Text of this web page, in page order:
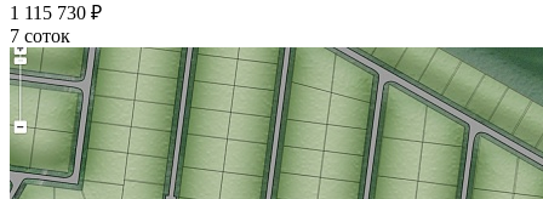
1 115 730 ₽
7 соток